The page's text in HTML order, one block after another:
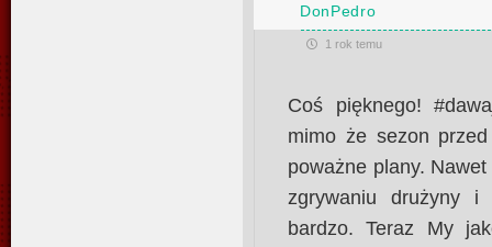
DonPedro
1 rok temu
Coś pięknego!
mimo że sezon
poważne plany.
zgrywaniu drużyny i
bardzo. Teraz My